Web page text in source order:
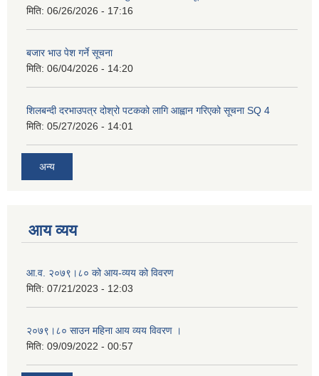
मिति: 06/26/2026 - 17:16
बजार भाउ पेश गर्ने सूचना
मिति: 06/04/2026 - 14:20
शिलबन्दी दरभाउपत्र दोश्रो पटकको लागि आह्वान गरिएको सूचना SQ 4
मिति: 05/27/2026 - 14:01
अन्य
आय व्यय
आ.व. २०७९।८० को आय-व्यय को विवरण
मिति: 07/21/2023 - 12:03
२०७९।८० साउन महिना आय व्यय विवरण ।
मिति: 09/09/2022 - 00:57